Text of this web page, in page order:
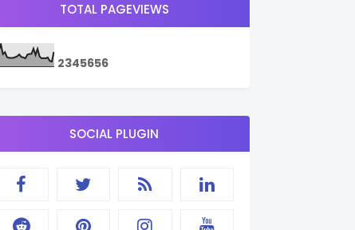
TOTAL PAGEVIEWS
2345656
SOCIAL PLUGIN